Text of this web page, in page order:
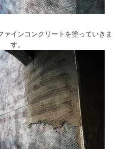
ァインコンクリートを塗っていきま
す。